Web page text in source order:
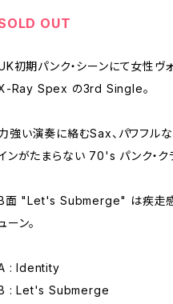
OUT
初期パンク・シーンにて女性
Ray Spex の3rd Single。
強い演奏に絡むSax、パワフル
ンがたまらない 70's パンク・ク
面 "Let's Submerge" は疾走感
ーン。
: Identity
: Let's Submerge